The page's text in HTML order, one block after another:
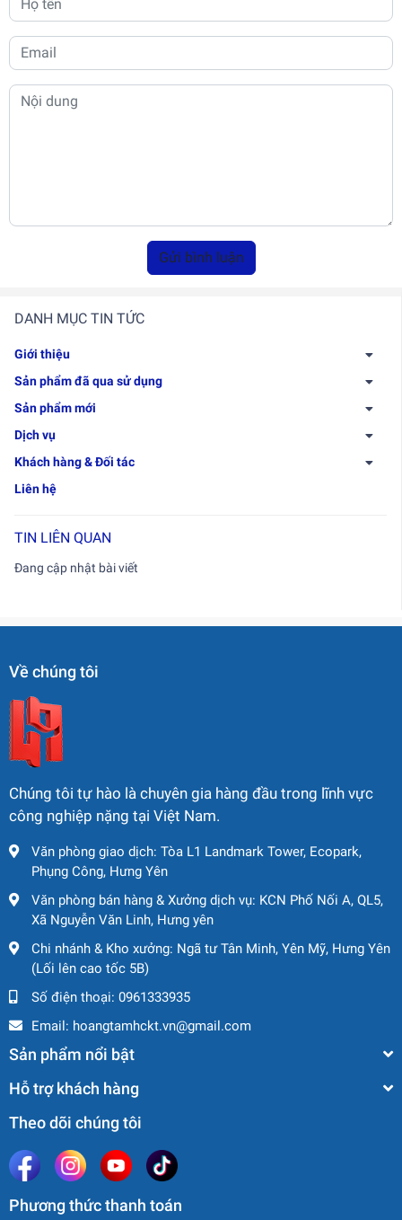
DANH MỤC TIN TỨC
Giới thiệu
Sản phẩm đã qua sử dụng
Sản phẩm mới
Dịch vụ
Khách hàng & Đối tác
Liên hệ
TIN LIÊN QUAN
Đang cập nhật bài viết
Gửi bình luận
Về chúng tôi
Chúng tôi tự hào là chuyên gia hàng đầu trong lĩnh vực
công nghiệp nặng tại Việt Nam.
Văn phòng giao dịch: Tòa L1 Landmark Tower, Ecopark,
Phụng Công, Hưng Yên
Văn phòng bán hàng & Xưởng dịch vụ: KCN Phố Nối A, QL5,
Xã Nguyễn Văn Linh, Hưng yên
Chi nhánh & Kho xưởng: Ngã tư Tân Minh, Yên Mỹ, Hưng Yên
(Lối lên cao tốc 5B)
Số điện thoại: 0961333935
Email: hoangtamhckt.vn@gmail.com
Sản phẩm nổi bật
Hỗ trợ khách hàng
Theo dõi chúng tôi
Phương thức thanh toán